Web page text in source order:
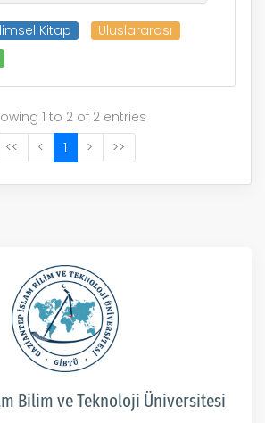
Kitap
Uluslararası
1 to 2 of 2 entries
<<
< 1 > >>
Bilim ve Teknoloji Üniversitesi